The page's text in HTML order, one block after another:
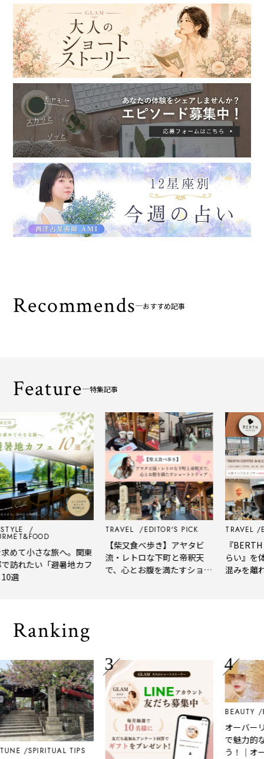
Recommends おすすめ記事
Feature 特集記事
小さな旅へ。関東
たい「避暑地カフ
TRAVEL EDITOR'S PICK
【柴又食べ歩き】アヤタビ
流・レトロな下町と帝釈天
で、心とお腹を満たすショー
TRAVEL
『BERTH
らい』を体験
混みを離れて
Ranking
SPIRITUAL TIPS
BEAUTY
オーバーリッ
で魅力的な唇
う！｜オーバ